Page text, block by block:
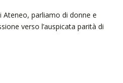
Ateneo, parliamo di donne e
verso l’auspicata parità di